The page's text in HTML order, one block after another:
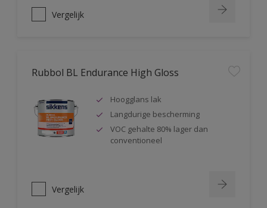
Vergelijk
Rubbol BL Endurance High Gloss
Hoogglans lak
Langdurige bescherming
VOC gehalte 80% lager dan
conventioneel
Vergelijk